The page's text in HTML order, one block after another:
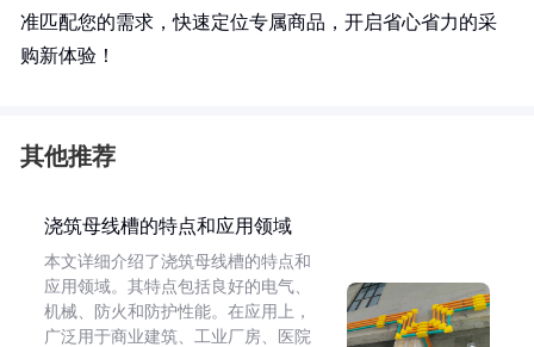
准匹配您的需求，快速定位专属商品，开启省心省力的采
购新体验！
其他推荐
浇筑母线槽的特点和应用领域
本文详细介绍了浇筑母线槽的特点和
应用领域。其特点包括良好的电气、
机械、防火和防护性能。在应用上，
广泛用于商业建筑、工业厂房、医院